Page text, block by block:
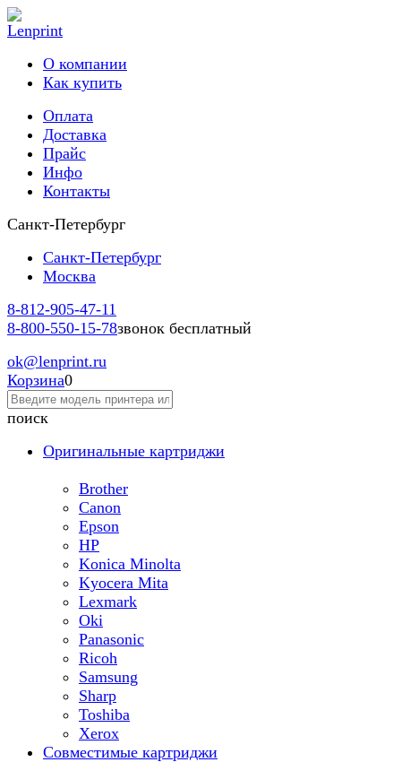
О компании
Как купить
Оплата
Доставка
Прайс
Инфо
Контакты
Санкт-Петербург
Санкт-Петербург
Москва
8-812-905-47-11
8-800-550-15-78звонок бесплатный
ok@lenprint.ru
Корзина0
поиск
Оригинальные картриджи
Brother
Canon
Epson
HP
Konica Minolta
Kyocera Mita
Lexmark
Oki
Panasonic
Ricoh
Samsung
Sharp
Toshiba
Xerox
Совместимые картриджи